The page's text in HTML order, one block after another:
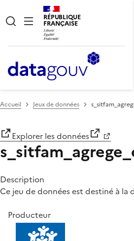
RÉPUBLIQUE
FRANÇAISE
Accueil Jeux de données
Explorer les données
Description
Ce jeu de données est destiné à la
Producteur